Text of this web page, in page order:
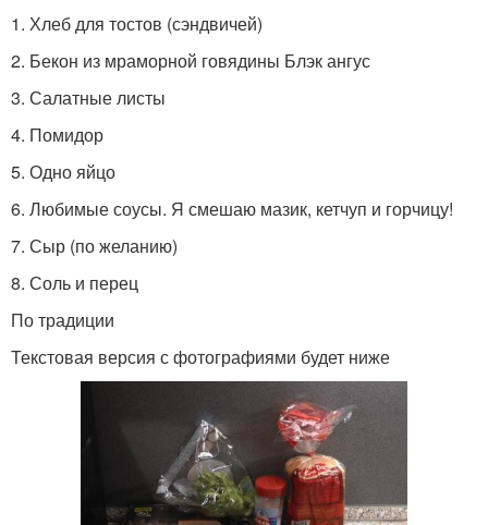
1. Хлеб для тостов (сэндвичей)
2. Бекон из мраморной говядины Блэк ангус
3. Салатные листы
4. Помидор
5. Одно яйцо
6. Любимые соусы. Я смешаю мазик, кетчуп и горчицу!
7. Сыр (по желанию)
8. Соль и перец
По традиции
Текстовая версия с фотографиями будет ниже